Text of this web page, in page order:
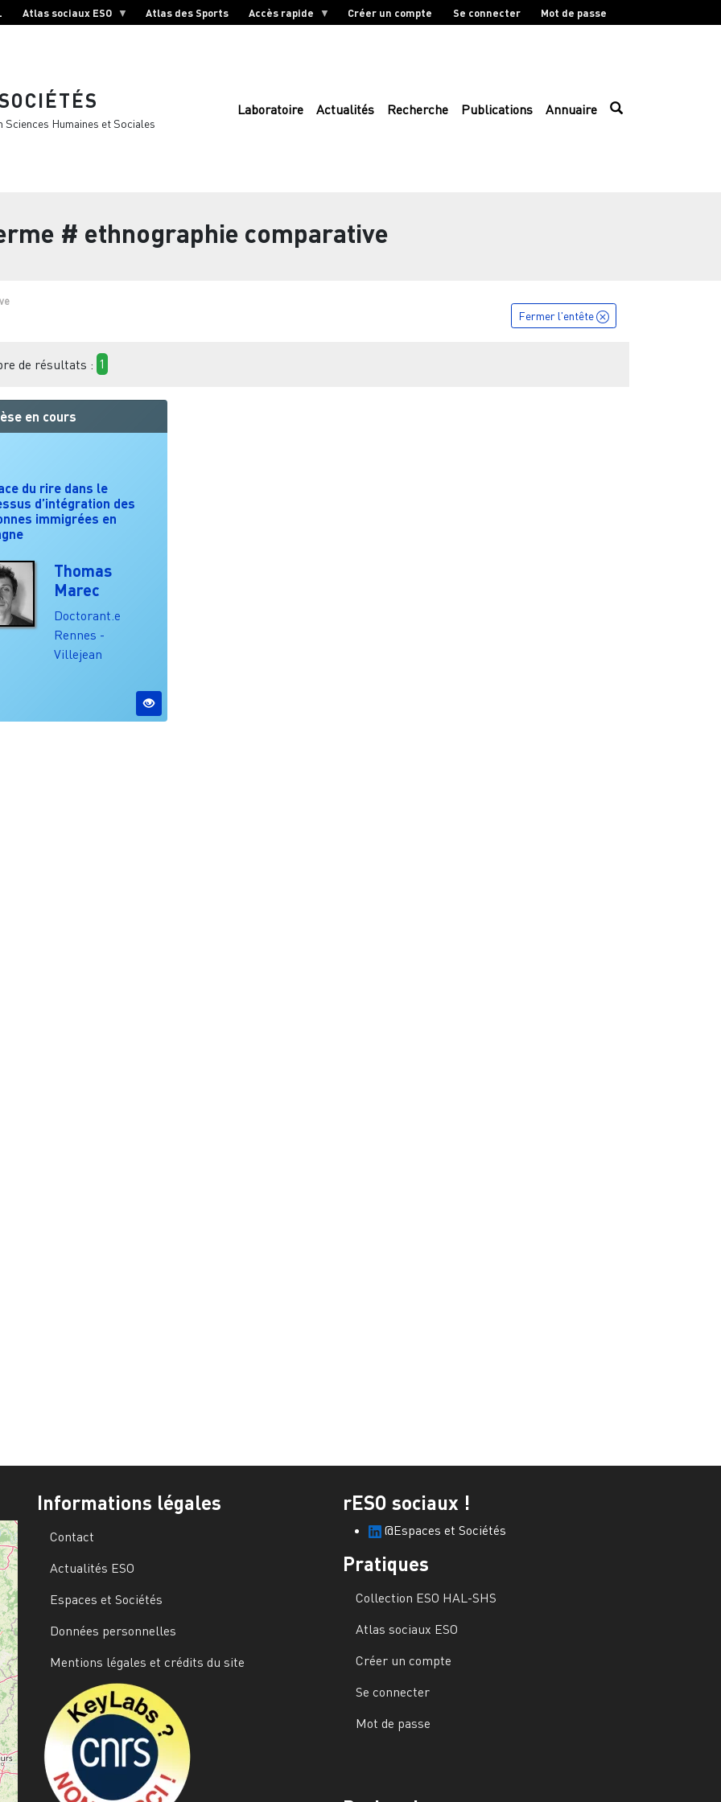
Atlas sociaux ESO Atlas des Sports Accès rapide Créer un compte Se connecter Mot de passe
Humaines et Sociales
Laboratoire Actualités Recherche Publications Annuaire
# ethnographie comparative
Fermer l'entête
de résultats : 1
en cours
du rire dans le
d’intégration des
immigrées en
Thomas
Marec
Doctorant.e
Rennes -
Villejean
Informations légales
Contact
Actualités ESO
Espaces et Sociétés
Données personnelles
Mentions légales et crédits du site
rESO sociaux !
@Espaces et Sociétés
Pratiques
Collection ESO HAL-SHS
Atlas sociaux ESO
Créer un compte
Se connecter
Mot de passe